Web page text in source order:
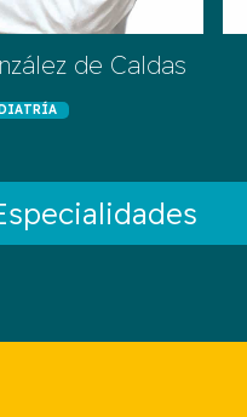
de Caldas